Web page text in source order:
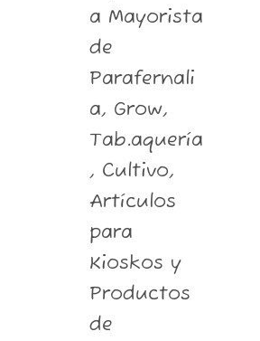
a Mayorista
de
Parafernali
a, Grow,
Tab.aquería
, Cultivo,
Artículos
para
Kioskos y
Productos
de